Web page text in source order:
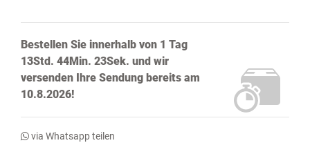
Bestellen Sie innerhalb von 1 Tag
13Std. 44Min. 22Sek. und wir
versenden Ihre Sendung bereits am
10.8.2026!
via Whatsapp teilen